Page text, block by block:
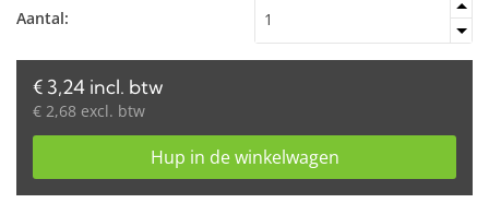
Aantal:
€ 3,24 incl. btw
€ 2,68 excl. btw
Hup in de winkelwagen